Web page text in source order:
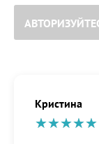
Кристина